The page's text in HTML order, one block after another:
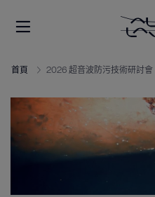
首頁 2026 超音波防污技術研討會